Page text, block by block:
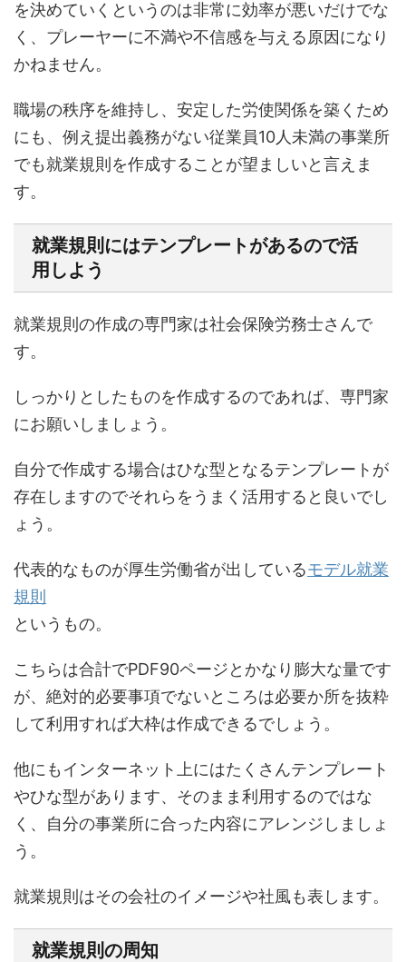
を決めていくというのは非常に効率が悪いだけでな
く、プレーヤーに不満や不信感を与える原因になり
かねません。
職場の秩序を維持し、安定した労使関係を築くため
にも、例え提出義務がない従業員10人未満の事業所
でも就業規則を作成することが望ましいと言えま
す。
就業規則にはテンプレートがあるので活
用しよう
就業規則の作成の専門家は社会保険労務士さんで
す。
しっかりとしたものを作成するのであれば、専門家
にお願いしましょう。
自分で作成する場合はひな型となるテンプレートが
存在しますのでそれらをうまく活用すると良いでし
ょう。
代表的なものが厚生労働省が出しているモデル就業
規則
というもの。
こちらは合計でPDF90ページとかなり膨大な量です
が、絶対的必要事項でないところは必要か所を抜粋
して利用すれば大枠は作成できるでしょう。
他にもインターネット上にはたくさんテンプレート
やひな型があります、そのまま利用するのではな
く、自分の事業所に合った内容にアレンジしましょ
う。
就業規則はその会社のイメージや社風も表します。
就業規則の周知